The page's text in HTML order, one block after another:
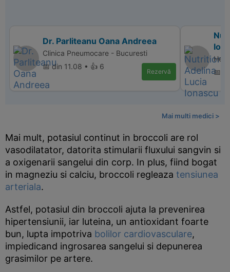
Dr. Parliteanu Oana Andreea
Clinica Pneumocare - Bucuresti
📅 din 11.08 • 👍 6
Rezervă
📅
Mai multi medici >
Mai mult, potasiul continut in broccoli are rol
vasodilatator, datorita stimularii fluxului sangvin si
a oxigenarii sangelui din corp. In plus, fiind bogat
in magneziu si calciu, broccoli regleaza tensiunea
arteriala.
Astfel, potasiul din broccoli ajuta la prevenirea
hipertensiunii, iar luteina, un antioxidant foarte
bun, lupta impotriva bolilor cardiovasculare,
impiedicand ingrosarea sangelui si depunerea
grasimilor pe artere.